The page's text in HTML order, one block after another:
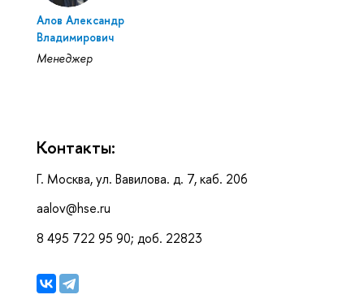
Алов Александр
Владимирович
Менеджер
Контакты:
Г. Москва, ул. Вавилова. д. 7, каб. 206
aalov@hse.ru
8 495 722 95 90; доб. 22823